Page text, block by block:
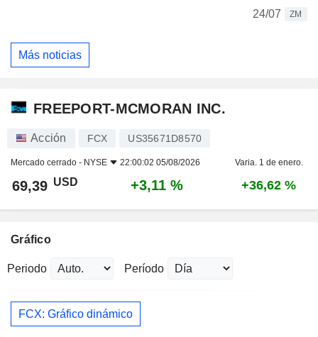
24/07
ZM
Más noticias
FREEPORT-MCMORAN INC.
Acción FCX US35671D8570
Mercado cerrado - NYSE 22:00:02 05/08/2026 Varia. 1 de enero.
69,39 USD +3,11 % +36,62 %
Gráfico
Periodo Período
FCX: Gráfico dinámico